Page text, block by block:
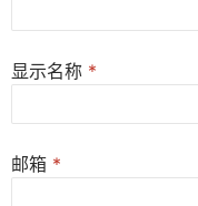
显示名称 *
邮箱 *